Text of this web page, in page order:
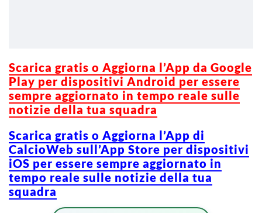
Scarica gratis o Aggiorna l’App da Google
Play per dispositivi Android per essere
sempre aggiornato in tempo reale sulle
notizie della tua squadra
Scarica gratis o Aggiorna l’App di
CalcioWeb sull’App Store per dispositivi
iOS per essere sempre aggiornato in
tempo reale sulle notizie della tua
squadra